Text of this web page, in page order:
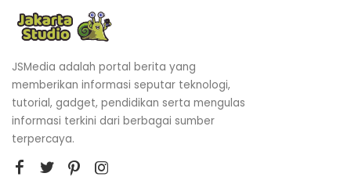
JSMedia adalah portal berita yang
memberikan informasi seputar teknologi,
tutorial, gadget, pendidikan serta mengulas
informasi terkini dari berbagai sumber
terpercaya.